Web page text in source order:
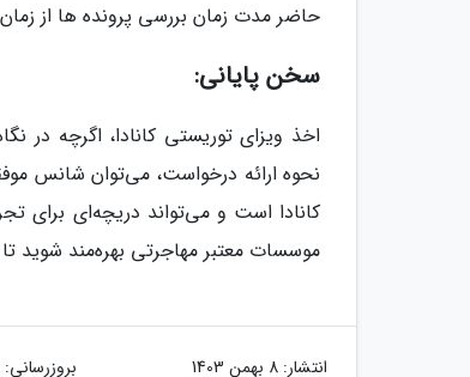
حاضر مدت زمان بررسی پرونده ها از زمان
سخن پایانی:
اخذ ویزای توریستی کانادا، اگرچه در
نحوه ارائه درخواست، می‌توان شانس
کانادا است و می‌تواند دریچه‌ای برای
موسسات معتبر مهاجرتی بهره‌مند شوید
انتشار: 8 بهمن 1403 بروزرسانی: